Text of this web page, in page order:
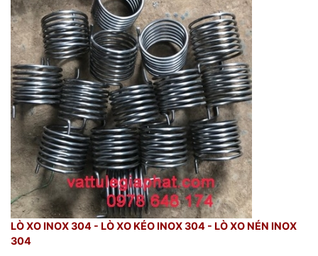
LÒ XO INOX 304 - LÒ XO KÉO INOX 304 - LÒ XO NÉN INOX
304